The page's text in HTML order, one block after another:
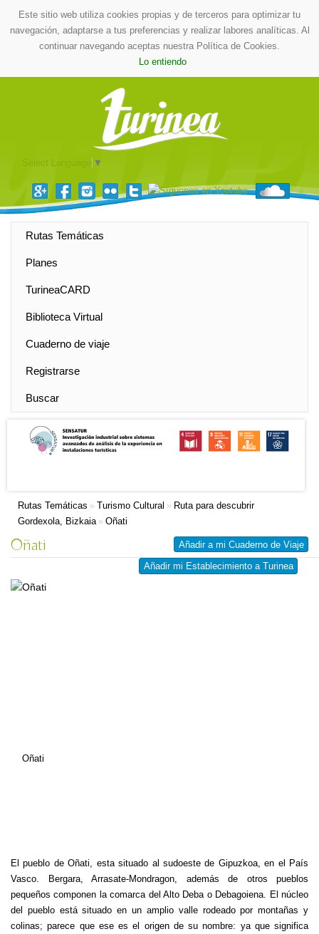
Este sitio web utiliza cookies propias y de terceros para optimizar tu
navegación, adaptarse a tus preferencias y realizar labores analíticas. Al
continuar navegando aceptas nuestra Política de Cookies.
Lo entiendo
▼
Rutas Temáticas
Planes
TurineaCARD
Biblioteca Virtual
Cuaderno de viaje
Registrarse
Buscar
Rutas Temáticas » Turismo Cultural » Ruta para descubrir
Gordexola, Bizkaia» Oñati
Añadir a mi Cuaderno de Viaje
Añadir mi Establecimiento a Turinea
Oñati
Oñati
El pueblo de Oñati, esta situado al sudoeste de Gipuzkoa, en el País
Vasco. Bergara, Arrasate-Mondragon, además de otros pueblos
pequeños componen la comarca del Alto Deba o Debagoiena. El núcleo
del pueblo está situado en un amplio valle rodeado por montañas y
colinas; parece que ese es el origen de su nombre: ya que significa